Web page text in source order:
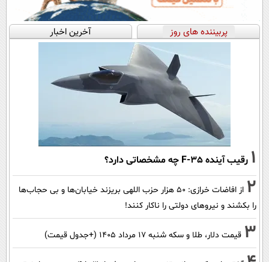
پربیننده های روز آخرین اخبار
1 رقیب آینده F-35 چه مشخصاتی دارد؟
2
از افاضات خرازی: ۵۰ هزار حزب اللهی بریزند خیابان‌ها و بی حجاب‌ها
را بکشند و نیرو‌های دولتی را ناکار کنند!
3 قیمت دلار، طلا و سکه شنبه ۱۷ مرداد ۱۴۰۵ (+جدول قیمت)